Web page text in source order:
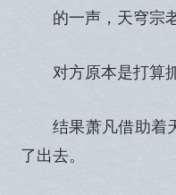
的一声，天穹宗
对方原本是打算
结果萧凡借助着
了出去。